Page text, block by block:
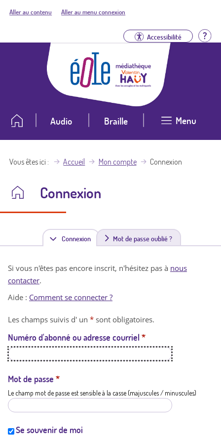
Aller au contenu Aller au menu connexion
Accessibilité
Audio Braille Menu
Vous êtes ici Accueil Mon compte Connexion
Connexion
Connexion(
n
t
a
t
i
Mot de passe oublié ?
Si vous n'êtes pas encore inscrit, n'hésitez pas à nous
contacter.
Aide : Comment se connecter ?
Les champs suivis d' un * sont obligatoires.
Numéro d'abonné ou adresse courriel *
Mot de passe *
Le champ mot de passe est sensible à la casse (majuscules / minuscules)
Se souvenir de moi